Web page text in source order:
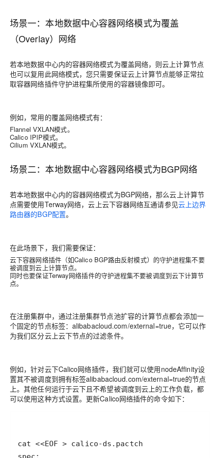
场景一：本地数据中心容器网络模式为覆盖
（Overlay）网络
若本地数据中心内的容器网络模式为覆盖网络，则云上计算节点
也可以复用此网络模式，您只需要保证云上计算节点能够正常拉
取容器网络插件守护进程集所使用的容器镜像即可。
例如，常用的覆盖网络模式有：
Flannel VXLAN模式。
Calico IPIP模式。
Cilium VXLAN模式。
场景二：本地数据中心容器网络模式为BGP网络
若本地数据中心内的容器网络模式为BGP网络，那么云上计算节
点需要使用Terway网络，云上云下容器网络互通请参见云上边界
路由器的BGP配置。
在此场景下，我们需要保证：
云下容器网络插件（如Calico BGP路由反射模式）的守护进程集不要
被调度到云上计算节点。
同时也要保证Terway网络插件的守护进程集不要被调度到云下计算节
点。
在注册集群中，通过注册集群节点池扩容的计算节点都会添加一
个固定的节点标签： alibabacloud.com/external=true，它可以作
为我们区分云上云下节点的过滤条件。
例如，针对云下Calico网络插件， 我们就可以使用nodeAffinity设
置其不被调度到拥有标签alibabacloud.com/external=true的节点
上。其他任何运行于云下且不希望被调度到云上的工作负载，都
可以使用这种方式设置。更新Calico网络插件的命令如下：